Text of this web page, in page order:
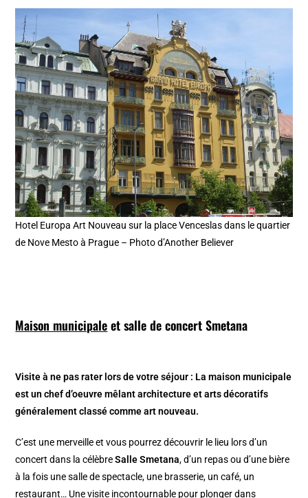
Hotel Europa Art Nouveau sur la place Venceslas dans le quartier
de Nove Mesto à Prague – Photo d’Another Believer
Maison municipaleet salle de concert Smetana
Visite à ne pas rater lors de votre séjour : La maison municipale
est un chef d’oeuvre mêlant architecture et arts décoratifs
généralement classé comme art nouveau.
C’est une merveille et vous pourrez découvrir le lieu lors d’un
concert dans la célèbreSalle Smetana, d’un repas ou d’une bière
à la fois une salle de spectacle, une brasserie, un café, un
restaurant… Une visite incontournable pour plonger dans